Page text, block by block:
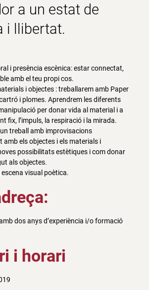
a un estat de
i llibertat.
i presència escènica: estar connectat,
amb el teu propi cos.
i objectes : treballarem amb Paper
i plomes. Aprendrem les diferents
per donar vida al material i a
fix, l’impuls, la respiració i la mirada.
treball amb improvisacions
amb els objectes i els materials i
possibilitats estètiques i com donar
als objectes.
escena visual poètica.
dos anys d’experiència i/o formació
i horari